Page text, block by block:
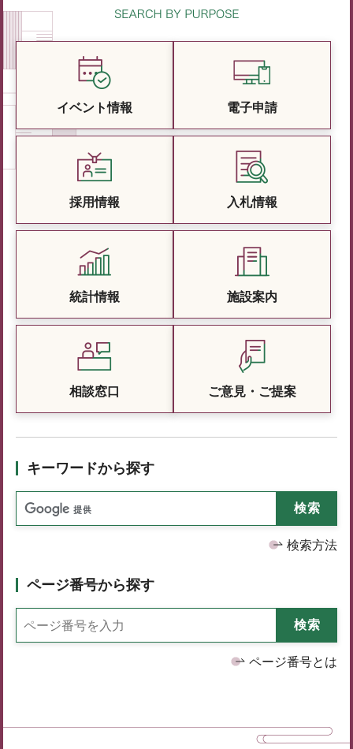
イベント情報 電子申請
採用情報 入札情報
統計情報 施設案内
相談窓口 ご意見・ご提案
キーワードから探す
検索方法
ページ番号から探す
ページ番号とは